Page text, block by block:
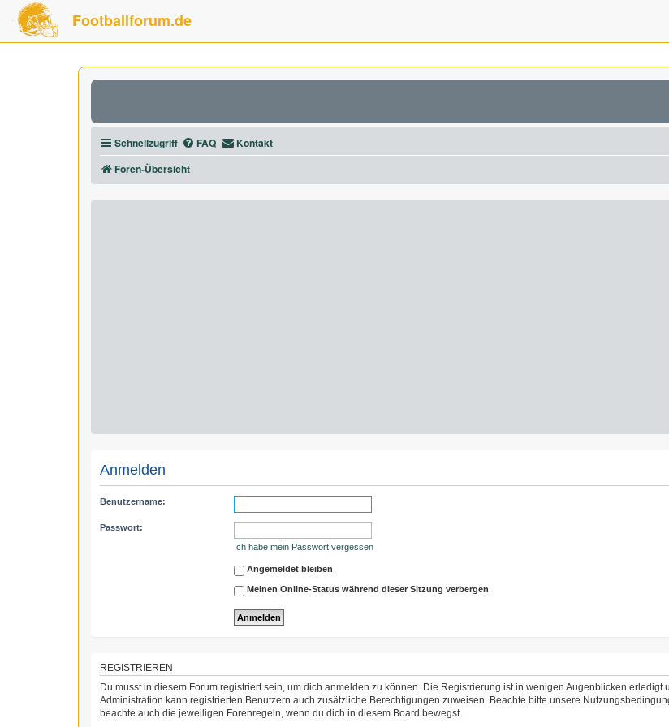
Footballforum.de
Schnellzugriff FAQ Kontakt
Foren-Übersicht
Anmelden
Benutzername:
Passwort:
Ich habe mein Passwort vergessen
Angemeldet bleiben
Meinen Online-Status während dieser Sitzung verbergen
REGISTRIEREN
Du musst in diesem Forum registriert sein, um dich anmelden zu können. Die Registrierung ist in wenigen Augenblicken
Administration kann registrierten Benutzern auch zusätzliche Berechtigungen zuweisen. Beachte bitte unsere
beachte auch die jeweiligen Forenregeln, wenn du dich in diesem Board bewegst.